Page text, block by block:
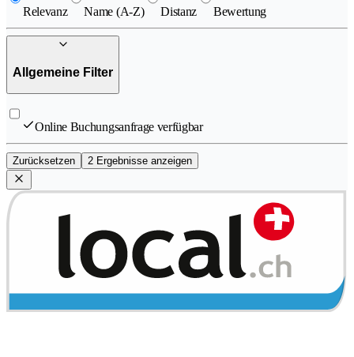
Relevanz Name (A-Z) Distanz Bewertung
Allgemeine Filter
Online Buchungsanfrage verfügbar
Zurücksetzen 2 Ergebnisse anzeigen